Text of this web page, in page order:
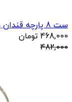
ست 8 پارچه قندان و...
468,000 تومان
482,000